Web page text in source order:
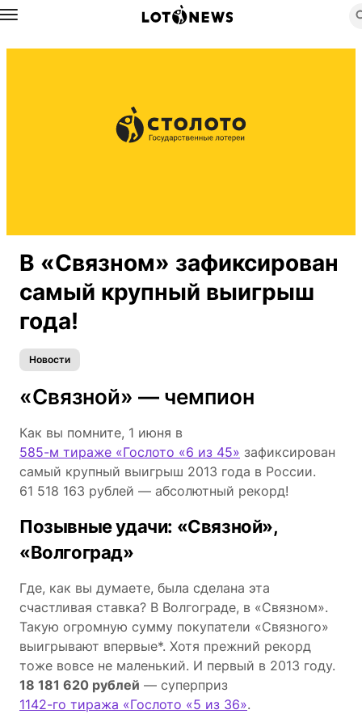
Назад
В «Связном» зафиксирован
самый крупный выигрыш
года!
Новости
«Связной» ― чемпион
Как вы помните, 1 июня в
585-м тираже «Гослото «6 из 45» зафиксирован
самый крупный выигрыш 2013 года в России.
61 518 163 рублей ― абсолютный рекорд!
Позывные удачи: «Связной»,
«Волгоград»
Где, как вы думаете, была сделана эта
счастливая ставка? В Волгограде, в «Связном».
Такую огромную сумму покупатели «Связного»
выигрывают впервые*. Хотя прежний рекорд
тоже вовсе не маленький. И первый в 2013 году.
18 181 620 рублей ― суперприз
1142-го тиража «Гослото «5 из 36».